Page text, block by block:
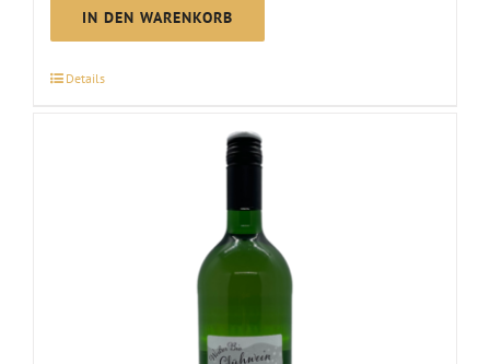
rot
Menge
IN DEN WARENKORB
Details